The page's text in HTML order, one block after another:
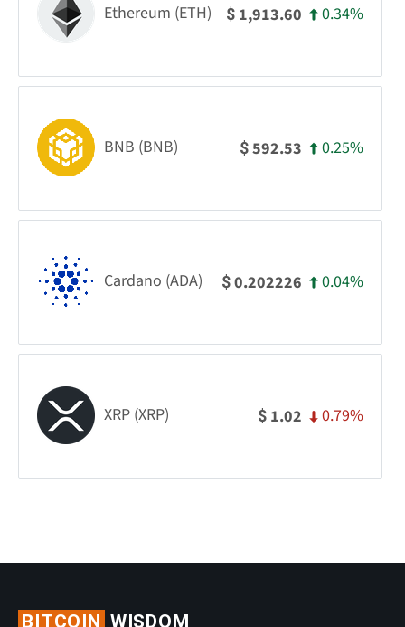
Ethereum (ETH) $ 1,913.60 0.34%
BNB (BNB) $592.53 0.25%
Cardano (ADA) $0.202226 0.04%
XRP (XRP) $ 1.02 0.79%
BITCOIN WISDOM